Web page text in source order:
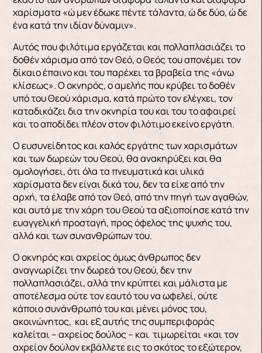
χαρίσματα «ώ μεν έδωκε πέντε τάλαντα, ώ δε δύο, ώ δε
ένα κατά την ιδίαν δύναμιν».
Αυτός που φιλότιμα εργάζεται και πολλαπλασιάζει το
δοθέν χάρισμα από τον Θεό, ο Θεός του απονέμει τον
δίκαιο έπαινο και του παρέχει τα βραβεία της «άνω
κλίσεως». Ο οκνηρός, ο αμελής που κρύβει το δοθέν
υπό του Θεού χάρισμα, κατά πρώτο τον ελέγχει, τον
καταδικάζει δια την οκνηρία του και του το αφαιρεί
και το αποδίδει πλέον στον φιλότιμο εκείνο εργάτη.
Ο ευσυνείδητος και καλός εργάτης των χαρισμάτων
και των δωρεών του Θεού, θα ανακηρύξει και θα
ομολογήσει, ότι όλα τα πνευματικά και υλικά
χαρίσματα δεν είναι δικά του, δεν τα είχε από την
αρχή, τα έλαβε από τον Θεό, από την πηγή των αγαθών,
και αυτά με την χάρη του Θεού τα αξιοποίησε κατά την
ευαγγελική προσταγή, προς όφελος της ψυχής του,
αλλά και των συνανθρώπων του.
Ο οκνηρός και αχρείος όμως άνθρωπος δεν
αναγνωρίζει την δωρεά του Θεού, δεν την
πολλαπλασιάζει, αλλά την κρύπτει και μάλιστα με
αποτέλεσμα ούτε τον εαυτό του να ωφελεί, ούτε
κάποιο συνάνθρωπό του και μένει μόνος του,
ακοινώνητος, και εξ αυτής της συμπεριφοράς
καλείται – αχρείος δούλος – και τιμωρείται «και τον
αχρείον δούλον εκβάλλετε εις το σκότος το εξώτερον,